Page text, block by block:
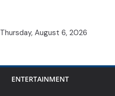
Thursday, August 6, 2026
ENTERTAINMENT